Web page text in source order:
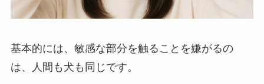
基本的には、敏感な部分を触ることを嫌がるの
は、人間も犬も同じです。